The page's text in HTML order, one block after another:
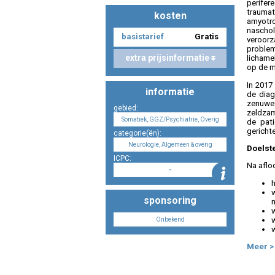
kosten
basistarief Gratis
extra prijsinformatie
informatie
gebied:
Somatiek, GGZ/Psychiatrie, Overig
categorie(ën):
Neurologie, Algemeen & overig
ICPC:
-
sponsoring
Onbekend
op de
In
de
de
Na
Meer >